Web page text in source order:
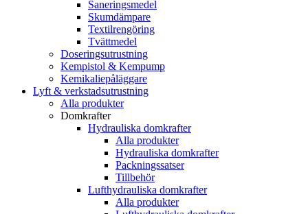
Saneringsmedel
Skumdämpare
Textilrengöring
Tvättmedel
Doseringsutrustning
Kempistol & Kempump
Kemikaliepåläggare
Lyft & verkstadsutrustning
Alla produkter
Domkrafter
Hydrauliska domkrafter
Alla produkter
Hydrauliska domkrafter
Packningssatser
Tillbehör
Lufthydrauliska domkrafter
Alla produkter